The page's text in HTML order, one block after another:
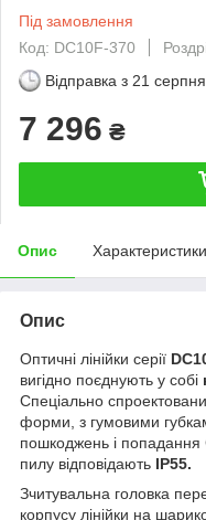
Під замовлення
Код: DC10F-370
Відправка з 21
7 296 ₴
Опис Характеристики
Опис
Оптичні лінійки серії
вигідно поєднують у собі
Спеціально
форми, з гумовими
пошкоджень і попадання
пилу відповідають IP55.
Зчитувальна головка
корпусу лінійки на